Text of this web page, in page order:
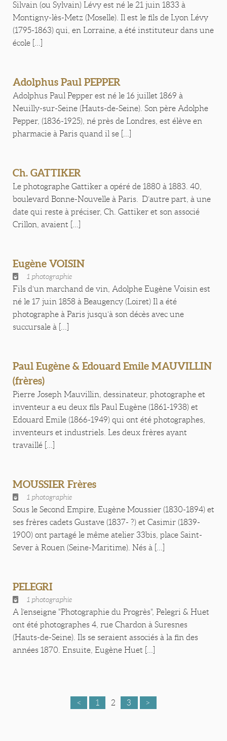
Silvain (ou Sylvain) Lévy est né le 21 juin 1833 à
Montigny-lès-Metz (Moselle). Il est le fils de Lyon Lévy
(1795-1863) qui, en Lorraine, a été instituteur dans une
école [...]
Adolphus Paul PEPPER
Adolphus Paul Pepper est né le 16 juillet 1869 à
Neuilly-sur-Seine (Hauts-de-Seine). Son père Adolphe
Pepper, (1836-1925), né près de Londres, est élève en
pharmacie à Paris quand il se [...]
Ch. GATTIKER
Le photographe Gattiker a opéré de 1880 à 1883. 40,
boulevard Bonne-Nouvelle à Paris. D’autre part, à une
date qui reste à préciser, Ch. Gattiker et son associé
Crillon, avaient [...]
Eugène VOISIN
1 photographie
Fils d’un marchand de vin, Adolphe Eugène Voisin est
né le 17 juin 1858 à Beaugency (Loiret) Il a été
photographe à Paris jusqu’à son décès avec une
succursale à [...]
Paul Eugène & Edouard Emile MAUVILLIN
(frères)
Pierre Joseph Mauvillin, dessinateur, photographe et
inventeur a eu deux fils Paul Eugène (1861-1938) et
Edouard Emile (1866-1949) qui ont été photographes,
inventeurs et industriels. Les deux frères ayant
travaillé [...]
MOUSSIER Frères
1 photographie
Sous le Second Empire, Eugène Moussier (1830-1894) et
ses frères cadets Gustave (1837- ?) et Casimir (1839-
1900) ont partagé le même atelier 33bis, place Saint-
Sever à Rouen (Seine-Maritime). Nés à [...]
PELEGRI
1 photographie
A l’enseigne "Photographie du Progrès", Pelegri & Huet
ont été photographes 4, rue Chardon à Suresnes
(Hauts-de-Seine). Ils se seraient associés à la fin des
années 1870. Ensuite, Eugène Huet [...]
< 1 2 3 >